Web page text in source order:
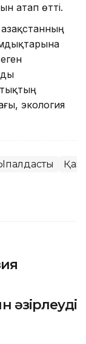
атап өтті.
экология